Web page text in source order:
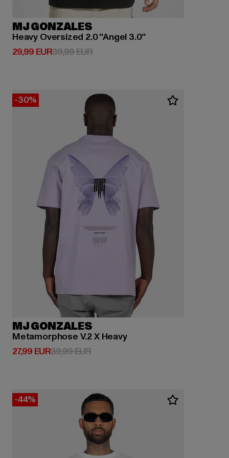
MJ GONZALES
Heavy Oversized 2.0 ''Angel 3.0''
29,99 EUR
Derzeitiger Preis: 29,99 EUR
39,99 EURAktionspreis: 39,99 EUR
-30%
MJ GONZALES
Metamorphose V.2 X Heavy
27,99 EUR
Derzeitiger Preis: 27,99 EUR
39,99 EURAktionspreis: 39,99 EUR
-44%